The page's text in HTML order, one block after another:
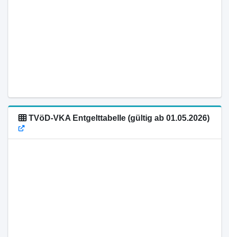
TVöD-VKA Entgelttabelle (gültig ab 01.05.2026)